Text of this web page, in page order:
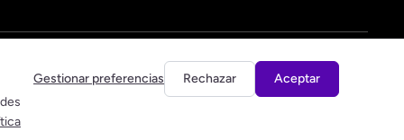
Gestionar preferencias Rechazar Aceptar